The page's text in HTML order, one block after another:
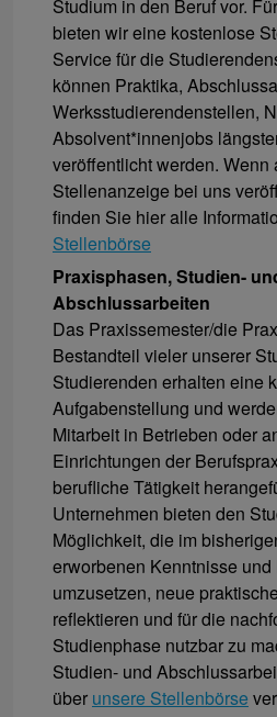
Studium in den Beruf vor.
bieten wir eine kostenlose
Service für die
können Praktika,
Werksstudierendenstellen,
Absolvent*innenjobs
veröffentlicht werden. Wenn
Stellenanzeige bei uns
finden Sie hier alle
Stellenbörse
Praxisphasen, Studien-
Abschlussarbeiten
Das Praxissemester/die
Bestandteil vieler unserer
Studierenden erhalten eine
Aufgabenstellung und
Mitarbeit in Betrieben oder
Einrichtungen der
berufliche Tätigkeit
Unternehmen bieten den
Möglichkeit, die im
erworbenen Kenntnisse
umzusetzen, neue
reflektieren und für die
Studienphase nutzbar zu
Studien- und
über unsere Stellenbörse